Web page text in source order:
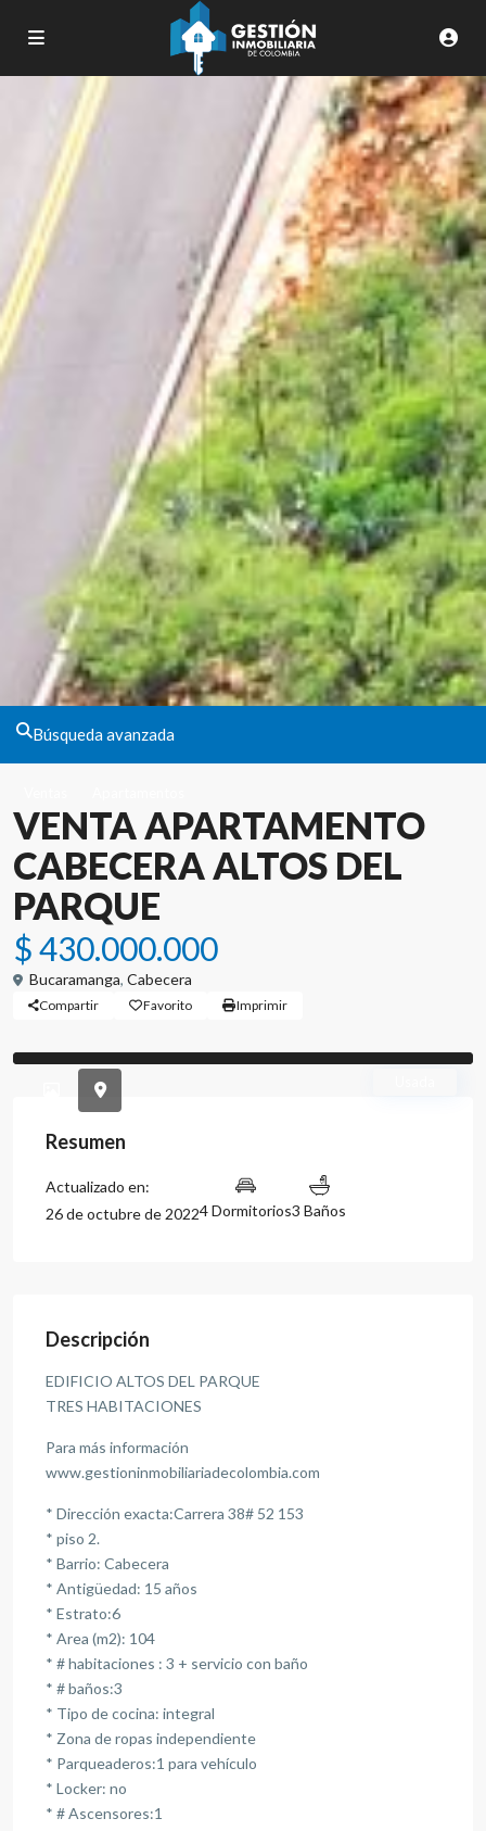
Búsqueda avanzada
VENTA APARTAMENTO
CABECERA ALTOS DEL
PARQUE
$ 430.000.000
Bucaramanga, Cabecera
Compartir Favorito Imprimir
Previous
Resumen
Actualizado en:
26 de octubre de 20224 Dormitorios3 Baños
Descripción
EDIFICIO ALTOS DEL PARQUE
TRES HABITACIONES
Para más información
www.gestioninmobiliariadecolombia.com
* Dirección exacta:Carrera 38# 52 153
* piso 2.
* Barrio: Cabecera
* Antigüedad: 15 años
* Estrato:6
* Area (m2): 104
* # habitaciones : 3 + servicio con baño
* # baños:3
* Tipo de cocina: integral
* Zona de ropas independiente
* Parqueaderos:1 para vehículo
* Locker: no
* # Ascensores:1